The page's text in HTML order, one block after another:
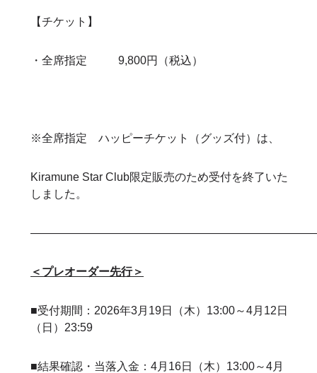
【チケット】
・全席指定 9,800円（税込）
※全席指定 ハッピーチケット（グッズ付）は、
Kiramune Star Club限定販売のため受付を終了いた
しました。
＜プレオーダー先行＞
■受付期間：2026年3月19日（木）13:00～4月12日
（日）23:59
■結果確認・当落入金：4月16日（木）13:00～4月